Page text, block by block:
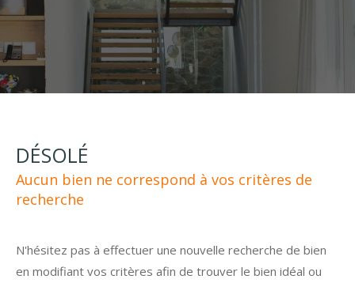
DÉSOLÉ
Aucun bien ne correspond à vos critères de
recherche
N'hésitez pas à effectuer une nouvelle recherche de bien
en modifiant vos critères afin de trouver le bien idéal ou